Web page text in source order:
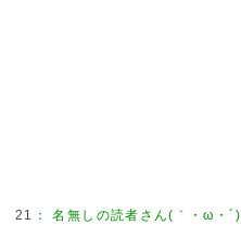
21 ：名無しの読者さん(｀・ω・´)